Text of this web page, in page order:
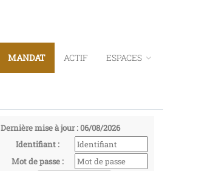
MANDAT ACTIF ESPACES
Dernière mise à jour : 06/08/2026
Identifiant :
Mot de passe :